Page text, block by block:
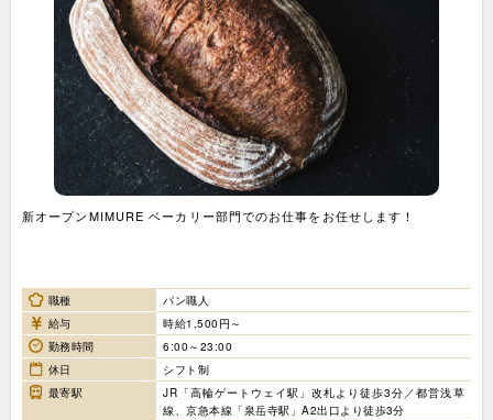
新オープンMIMURE ベーカリー部門でのお仕事をお任せします！
職種
パン職人
給与
時給1,500円～
勤務時間
6:00～23:00
休日
シフト制
最寄駅
JR「高輪ゲートウェイ駅」改札より徒歩3分／都営浅草
線、京急本線「泉岳寺駅」A2出口より徒歩3分